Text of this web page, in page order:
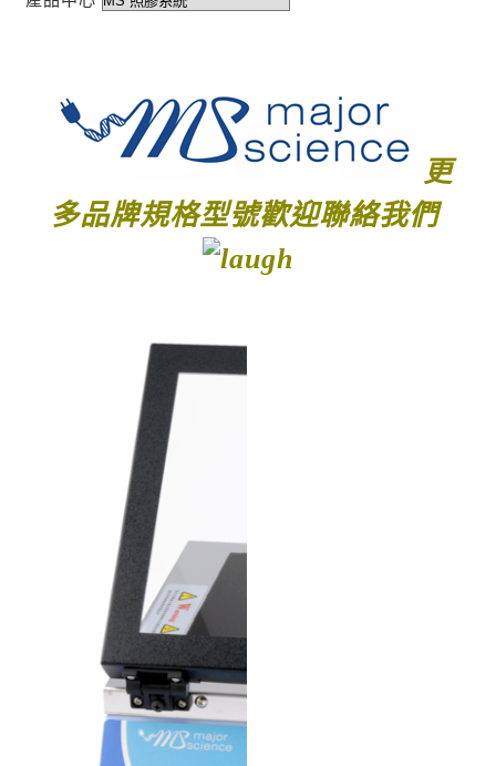
更
多品牌規格型號歡迎聯絡我們